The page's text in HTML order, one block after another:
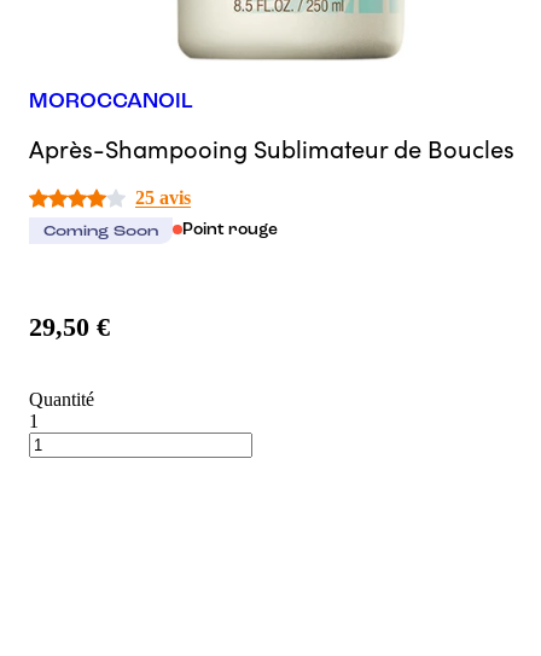
MOROCCANOIL
Après-Shampooing Sublimateur de Boucles
25 avis
Coming Soon Point rouge
29,50 €
Quantité
1